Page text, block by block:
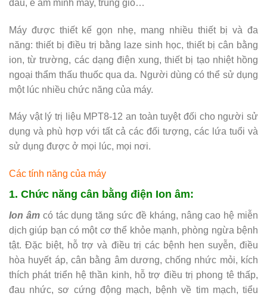
đầu, ê ẩm mình mẩy, trúng gió…
Máy được thiết kế gọn nhẹ, mang nhiều thiết bị và đa
năng: thiết bị điều trị bằng laze sinh học, thiết bị cân bằng
ion, từ trường, các dạng điện xung, thiết bị tạo nhiệt hồng
ngoại thẩm thấu thuốc qua da. Người dùng có thể sử dụng
một lúc nhiều chức năng của máy.
Máy vật lý trị liệu MPT8-12 an toàn tuyệt đối cho người sử
dụng và phù hợp với tất cả các đối tượng, các lứa tuổi và
sử dụng được ở mọi lúc, mọi nơi.
Các tính năng của máy
1. Chức năng cân bằng điện Ion âm:
Ion âmcó tác dụng tăng sức đề kháng, nâng cao hệ miễn
dịch giúp bạn có một cơ thể khỏe mạnh, phòng ngừa bệnh
tật. Đặc biệt, hỗ trợ và điều trị các bệnh hen suyễn, điều
hòa huyết áp, cân bằng âm dương, chống nhức mỏi, kích
thích phát triển hệ thần kinh, hỗ trợ điều trị phong tê thấp,
đau nhức, sơ cứng động mạch, bệnh về tim mạch, tiểu